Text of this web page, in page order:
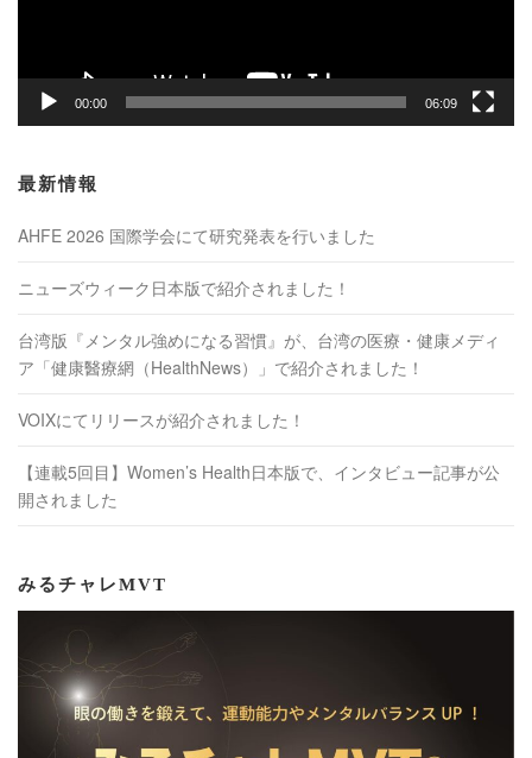
00:00 06:09
最新情報
AHFE 2026 国際学会にて研究発表を行いました
ニューズウィーク日本版で紹介されました！
台湾版『メンタル強めになる習慣』が、台湾の医療・健康メディ
ア「健康醫療網（HealthNews）」で紹介されました！
VOIXにてリリースが紹介されました！
【連載5回目】Women’s Health日本版で、インタビュー記事が公
開されました
みるチャレMVT